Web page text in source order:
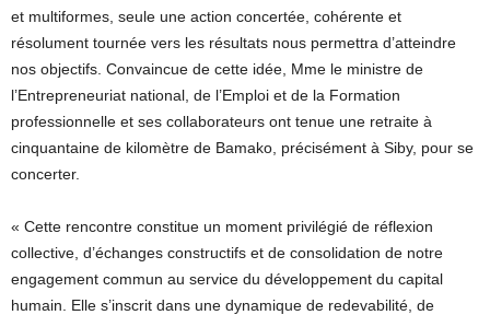
et multiformes, seule une action concertée, cohérente et
résolument tournée vers les résultats nous permettra d’atteindre
nos objectifs. Convaincue de cette idée, Mme le ministre de
l’Entrepreneuriat national, de l’Emploi et de la Formation
professionnelle et ses collaborateurs ont tenue une retraite à
cinquantaine de kilomètre de Bamako, précisément à Siby, pour se
concerter.
« Cette rencontre constitue un moment privilégié de réflexion
collective, d’échanges constructifs et de consolidation de notre
engagement commun au service du développement du capital
humain. Elle s’inscrit dans une dynamique de redevabilité, de